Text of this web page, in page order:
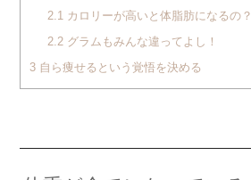
2.1 カロリーが高いと体脂肪になるの？
2.2グラムもみんな違ってよし！
3 自ら痩せるという覚悟を決める